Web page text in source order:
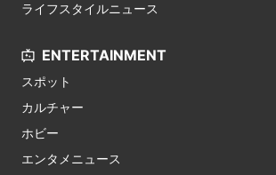
ライフスタイルニュース
ENTERTAINMENT
スポット
カルチャー
ホビー
エンタメニュース